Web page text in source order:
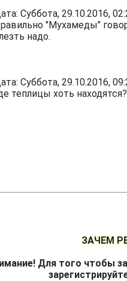
Суббота, 29.10.2016,
"Мухамеды"
надо.
Суббота, 29.10.2016,
теплицы хоть находятся?
ЗАЧЕМ
Для того чтобы